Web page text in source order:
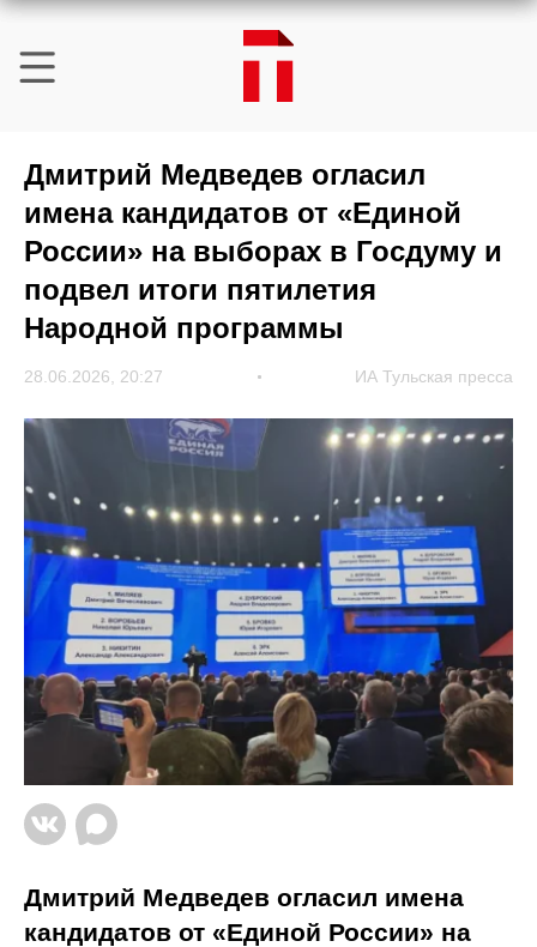
Дмитрий Медведев огласил
имена кандидатов от «Единой
России» на выборах в Госдуму и
подвел итоги пятилетия
Народной программы
28.06.2026, 20:27 ИА Тульская пресса
Дмитрий Медведев огласил имена
кандидатов от «Единой России» на